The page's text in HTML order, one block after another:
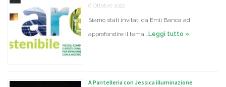
6 Ottobre 2022
Siamo stati invitati da Emil Banca ad
approfondire il tema …Leggi tutto »
A Pantelleria con Jessica illuminazione